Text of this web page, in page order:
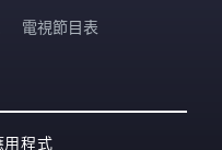
電視節目表
用程式